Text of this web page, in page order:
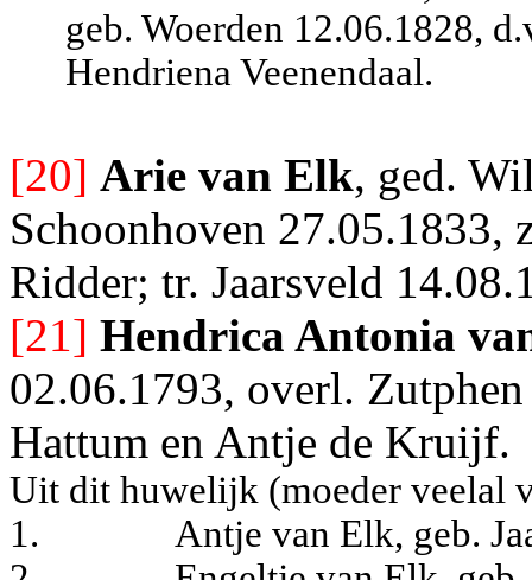
geb. Woerden 12.06.1828,
Hendriena Veenendaal.
[20] Arie van Elk, ged.
Schoonhoven 27.05.1833,
Ridder; tr. Jaarsveld
[21] Hendrica Antonia
02.06.1793, overl.
Hattum en Antje de Kruijf.
Uit dit huwelijk (moeder veelal
1.
Antje van Elk, geb.